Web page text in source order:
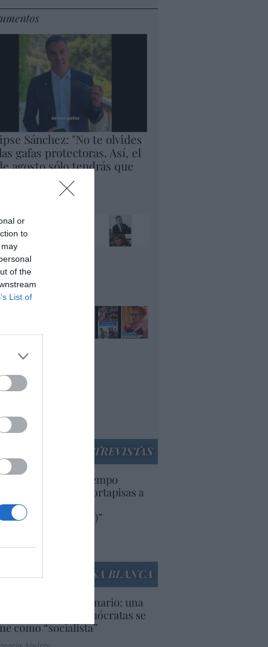
or
to
of the
List of
Sánchez: "No te olvides
gafas protectoras. Así, el
agosto sólo tendrás que
pide devolver a los
con sus padres...
fascista...el PNV
lo mismo... y es
a su país,
Ceuta es
Tenemos un
en
con
ENTREVISTAS
lleva mucho tiempo
aranceles y cortapisas a
y compañías
(y europeas)”
anteriores
LA CASA BLANCA
Inquietante escenario: una
parte de los demócratas se
como “socialista”